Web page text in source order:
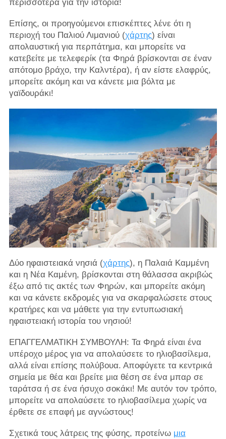
περισσότερα για την ιστορία!
Επίσης, οι προηγούμενοι επισκέπτες λένε ότι η
περιοχή του Παλιού Λιμανιού (χάρτης) είναι
απολαυστική για περπάτημα, και μπορείτε να
κατεβείτε με τελεφερίκ (τα Φηρά βρίσκονται σε έναν
απότομο βράχο, την Καλντέρα), ή αν είστε ελαφρύς,
μπορείτε ακόμη και να κάνετε μια βόλτα με
γαϊδουράκι!
Δύο ηφαιστειακά νησιά (χάρτης), η Παλαιά Καμμένη
και η Νέα Καμένη, βρίσκονται στη θάλασσα ακριβώς
έξω από τις ακτές των Φηρών, και μπορείτε ακόμη
και να κάνετε εκδρομές για να σκαρφαλώσετε στους
κρατήρες και να μάθετε για την εντυπωσιακή
ηφαιστειακή ιστορία του νησιού!
ΕΠΑΓΓΕΛΜΑΤΙΚΗ ΣΥΜΒΟΥΛΗ: Τα Φηρά είναι ένα
υπέροχο μέρος για να απολαύσετε το ηλιοβασίλεμα,
αλλά είναι επίσης πολύβουα. Αποφύγετε τα κεντρικά
σημεία με θέα και βρείτε μια θέση σε ένα μπαρ σε
ταράτσα ή σε ένα ήσυχο σοκάκι! Με αυτόν τον τρόπο,
μπορείτε να απολαύσετε το ηλιοβασίλεμα χωρίς να
έρθετε σε επαφή με αγνώστους!
Σχετικά τους λάτρεις της φύσης, προτείνω μια